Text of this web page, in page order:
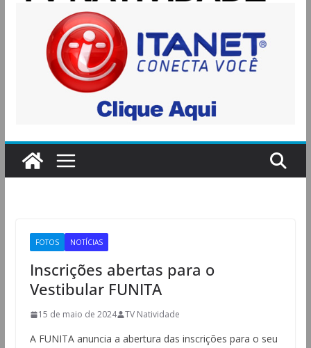
FOTOS NOTÍCIAS
Inscrições abertas para o
Vestibular FUNITA
15 de maio de 2024 TV Natividade
A FUNITA anuncia a abertura das inscrições para o seu